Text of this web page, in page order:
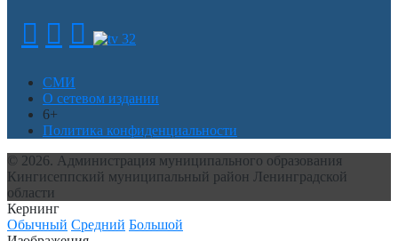
СМИ
О сетевом издании
6+
Политика конфиденциальности
© 2026. Администрация муниципального образования
Кингисеппский муниципальный район Ленинградской
области
Кернинг
Обычный Средний Большой